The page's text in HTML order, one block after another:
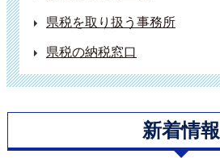
県税を取り扱う事務所
県税の納税窓口
新着情報